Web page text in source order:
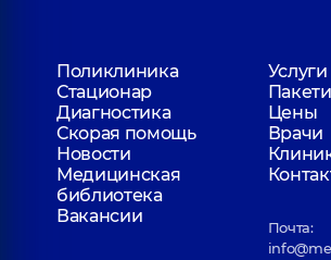
Поликлиника
Услуги
Стационар
Диагностика
Цены
Скорая помощь
Врачи
Новости
Медицинская
библиотека
Вакансии
Почта: